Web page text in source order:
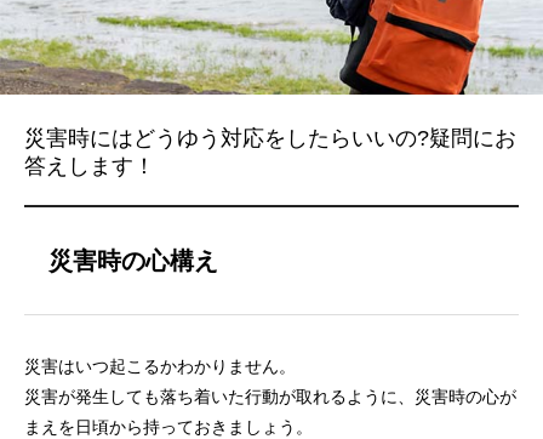
災害時にはどうゆう対応をしたらいいの?疑問にお
答えします！
災害時の心構え
災害はいつ起こるかわかりません。
災害が発生しても落ち着いた行動が取れるように、災害時の心が
まえを日頃から持っておきましょう。